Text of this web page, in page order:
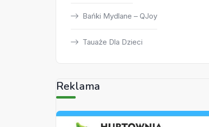
Bańki Mydlane – QJoy
Tauaże Dla Dzieci
Reklama